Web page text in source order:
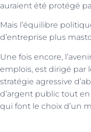
auraient été protégé
Mais l’équilibre
d’entreprise plus
Une fois encore,
emplois, est dirigé par
stratégie agressive
d’argent public tout
qui font le choix d’un